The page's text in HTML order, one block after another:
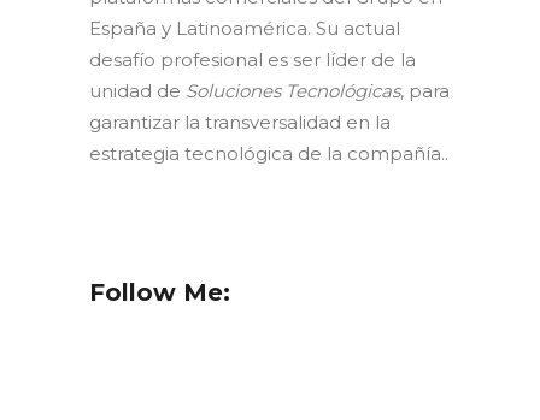
España y Latinoamérica. Su actual
desafío profesional es ser líder de la
unidad de Soluciones Tecnológicas, para
garantizar la transversalidad en la
estrategia tecnológica de la compañía..
Follow Me: